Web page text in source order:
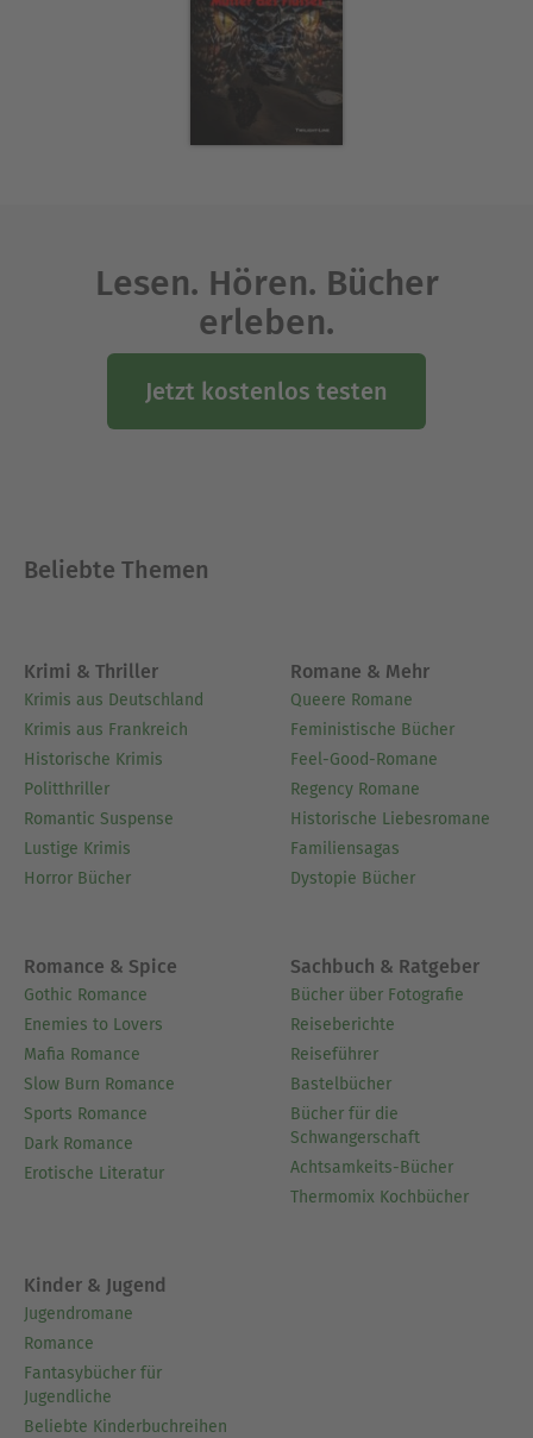
Lesen. Hören. Bücher
erleben.
Jetzt kostenlos testen
Beliebte Themen
Krimi & Thriller
Krimis aus Deutschland
Krimis aus Frankreich
Historische Krimis
Politthriller
Romantic Suspense
Lustige Krimis
Horror Bücher
Romane & Mehr
Queere Romane
Feministische Bücher
Feel-Good-Romane
Regency Romane
Historische Liebesromane
Familiensagas
Dystopie Bücher
Romance & Spice
Gothic Romance
Enemies to Lovers
Mafia Romance
Slow Burn Romance
Sports Romance
Dark Romance
Erotische Literatur
Sachbuch & Ratgeber
Bücher über Fotografie
Reiseberichte
Reiseführer
Bastelbücher
Bücher für die
Schwangerschaft
Achtsamkeits-Bücher
Thermomix Kochbücher
Kinder & Jugend
Jugendromane
Romance
Fantasybücher für
Jugendliche
Beliebte Kinderbuchreihen